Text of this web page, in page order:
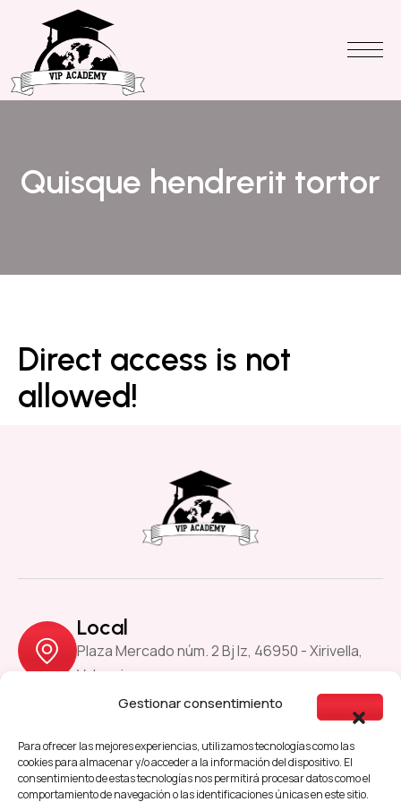
Gestionar consentimiento
Para ofrecer las mejores experiencias, utilizamos tecnologías como las
cookies para almacenar y/o acceder a la información del dispositivo. El
consentimiento de estas tecnologías nos permitirá procesar datos como el
comportamiento de navegación o las identificaciones únicas en este sitio.
Quisque hendrerit tortor
Direct access is not
allowed!
Local
Plaza Mercado núm. 2 Bj Iz, 46950 - Xirivella,
Valencia